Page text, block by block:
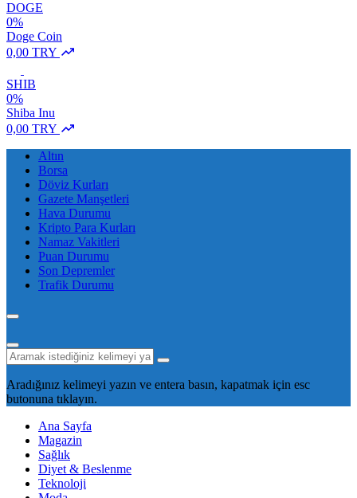
DOGE
0%
Doge Coin
0,00 TRY
SHIB
0%
Shiba Inu
0,00 TRY
Altın
Borsa
Döviz Kurları
Gazete Manşetleri
Hava Durumu
Kripto Para Kurları
Namaz Vakitleri
Puan Durumu
Son Depremler
Trafik Durumu
Aradığınız kelimeyi yazın ve entera basın, kapatmak için esc
butonuna tıklayın.
Ana Sayfa
Magazin
Sağlık
Diyet & Beslenme
Teknoloji